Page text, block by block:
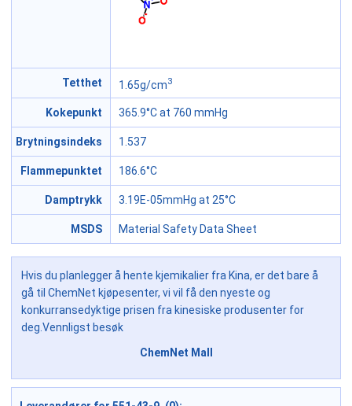
Tetthet 1.65g/cm3
Kokepunkt 365.9°C at 760 mmHg
Brytningsindeks 1.537
Flammepunktet 186.6°C
Damptrykk 3.19E-05mmHg at 25°C
MSDS Material Safety Data Sheet
Hvis du planlegger å hente kjemikalier fra Kina, er det bare å
gå til ChemNet kjøpesenter, vi vil få den nyeste og
konkurransedyktige prisen fra kinesiske produsenter for
deg.Vennligst besøk
ChemNet Mall